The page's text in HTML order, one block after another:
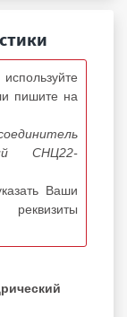
пишите на
СНЦ22-
Ваши